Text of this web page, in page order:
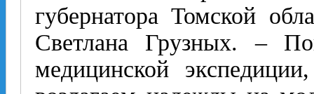
губернатора Томской
Светлана Грузных. –
медицинской